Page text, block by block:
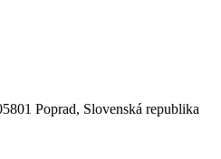
Poprad, Slovenská republika